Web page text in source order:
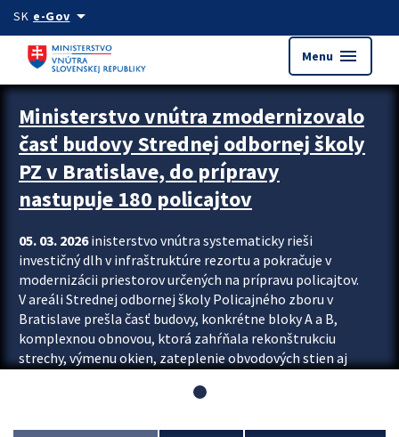
Preskocit na hlavný obsah
SK e-Govarrow_drop_down
Menu menu
Ministerstvo vnútra zmodernizovalo
časť budovy Strednej odbornej školy
PZ v Bratislave, do prípravy
nastupuje 180 policajtov
05. 03. 2026inisterstvo vnútra systematicky rieši
investičný dlh v infraštruktúre rezortu a pokračuje v
modernizácii priestorov určených na prípravu policajtov.
V areáli Strednej odbornej školy Policajného zboru v
Bratislave prešla časť budovy, konkrétne bloky A a B,
komplexnou obnovou, ktorá zahŕňala rekonštrukciu
strechy, výmenu okien, zateplenie obvodových stien aj
aj interiéru, kde vznikli nové učebne a moderné